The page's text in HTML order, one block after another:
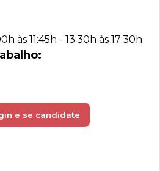
às 11:45h - 13:30h às 17:30h
e se candidate